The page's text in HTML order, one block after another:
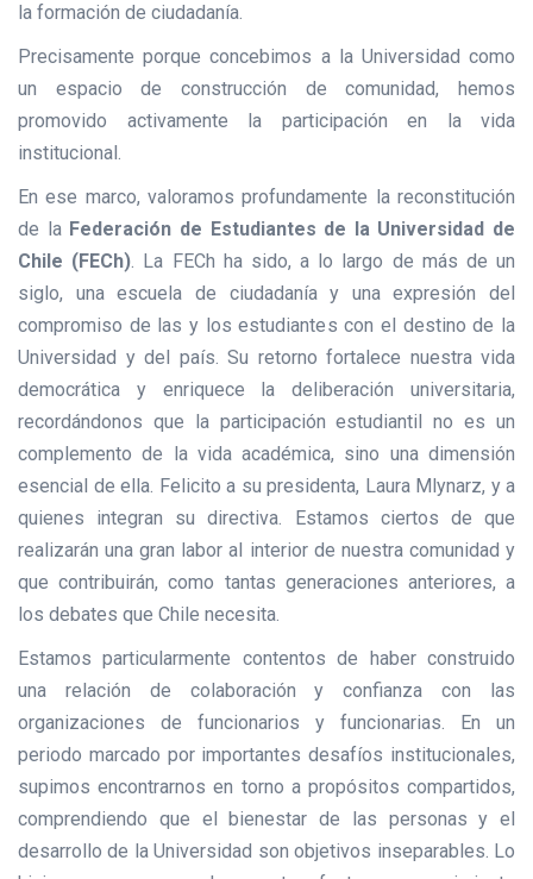
la formación de ciudadanía.
Precisamente porque concebimos a la Universidad como
un espacio de construcción de comunidad, hemos
promovido activamente la participación en la vida
institucional.
En ese marco, valoramos profundamente la reconstitución
de la Federación de Estudiantes de la Universidad de
Chile (FECh). La FECh ha sido, a lo largo de más de un
siglo, una escuela de ciudadanía y una expresión del
compromiso de las y los estudiantes con el destino de la
Universidad y del país. Su retorno fortalece nuestra vida
democrática y enriquece la deliberación universitaria,
recordándonos que la participación estudiantil no es un
complemento de la vida académica, sino una dimensión
esencial de ella. Felicito a su presidenta, Laura Mlynarz, y a
quienes integran su directiva. Estamos ciertos de que
realizarán una gran labor al interior de nuestra comunidad y
que contribuirán, como tantas generaciones anteriores, a
los debates que Chile necesita.
Estamos particularmente contentos de haber construido
una relación de colaboración y confianza con las
organizaciones de funcionarios y funcionarias. En un
periodo marcado por importantes desafíos institucionales,
supimos encontrarnos en torno a propósitos compartidos,
comprendiendo que el bienestar de las personas y el
desarrollo de la Universidad son objetivos inseparables. Lo